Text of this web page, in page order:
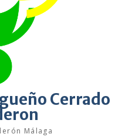
Cerrado
Málaga